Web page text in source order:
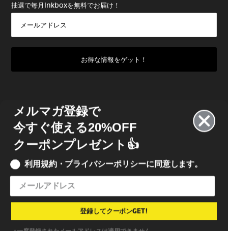
抽選で毎月Inkboxを無料でお届け！
© 2022 INKBOX JAPAN
特定商取引法に基づく表記• 利用規約 •プライバシーポリシー
メルマガ登録で
今すぐ使える20%OFF
クーポンプレゼント👍
利用規約・プライバシーポリシーに同意します。
登録してクーポンGET!